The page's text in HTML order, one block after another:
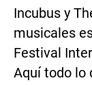
Incubus y
musicales
Festival
Aquí todo lo